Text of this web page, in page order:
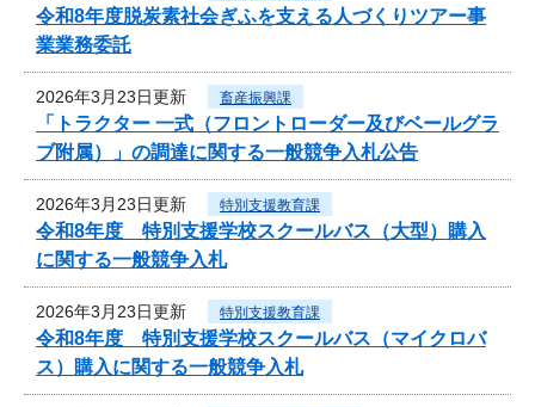
令和8年度脱炭素社会ぎふを支える人づくりツアー事
業業務委託
2026年3月23日更新 畜産振興課
「トラクター 一式（フロントローダー及びベールグラ
ブ附属）」の調達に関する一般競争入札公告
2026年3月23日更新 特別支援教育課
令和8年度 特別支援学校スクールバス（大型）購入
に関する一般競争入札
2026年3月23日更新 特別支援教育課
令和8年度 特別支援学校スクールバス（マイクロバ
ス）購入に関する一般競争入札